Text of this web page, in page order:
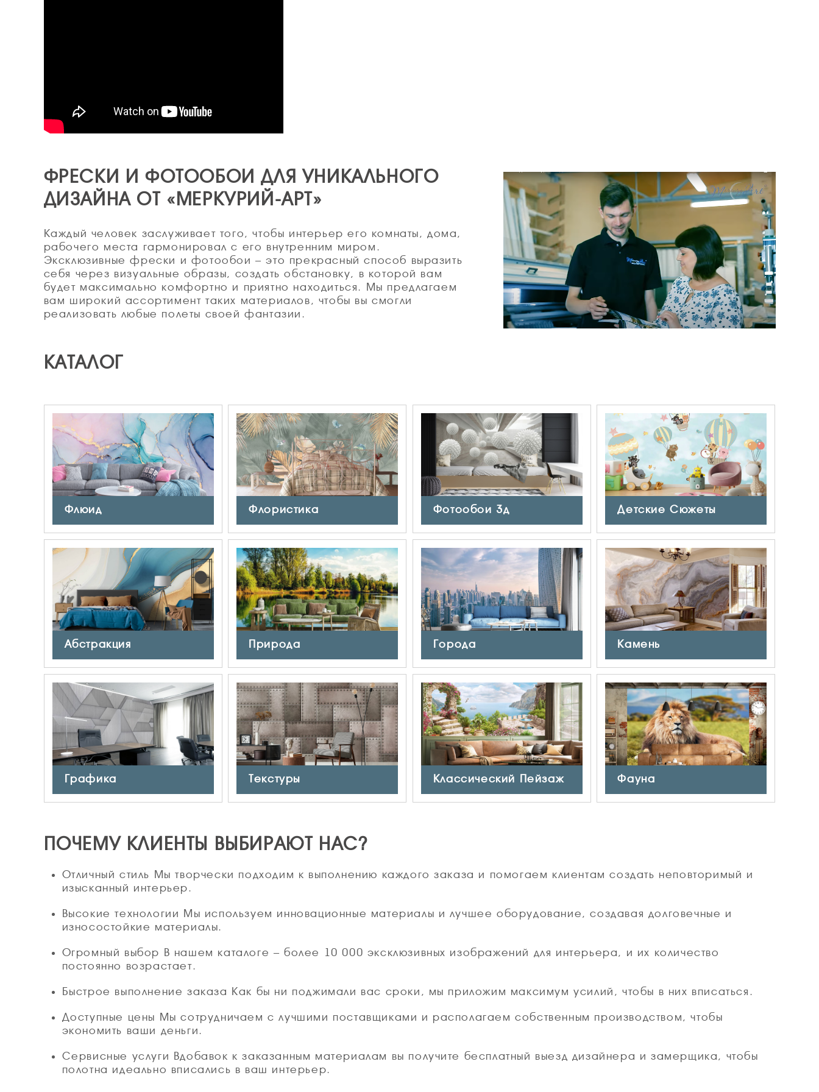
ФРЕСКИ И ФОТООБОИ ДЛЯ УНИКАЛЬНОГО
ДИЗАЙНА ОТ «МЕРКУРИЙ-АРТ»
Каждый человек заслуживает того, чтобы интерьер его комнаты, дома,
рабочего места гармонировал с его внутренним миром.
Эксклюзивные фрески и фотообои – это прекрасный способ выразить
себя через визуальные образы, создать обстановку, в которой вам
будет максимально комфортно и приятно находиться. Мы предлагаем
вам широкий ассортимент таких материалов, чтобы вы смогли
реализовать любые полеты своей фантазии.
КАТАЛОГ
Флюид Флористика Фотообои 3д Детские Сюжеты
Абстракция Природа Города Камень
Графика Текстуры Классический Пейзаж Фауна
ПОЧЕМУ КЛИЕНТЫ ВЫБИРАЮТ НАС?
Отличный стиль Мы творчески подходим к выполнению каждого заказа и помогаем клиентам создать неповторимый и
изысканный интерьер.
Высокие технологии Мы используем инновационные материалы и лучшее оборудование, создавая долговечные и
износостойкие материалы.
Огромный выбор В нашем каталоге – более 10 000 эксклюзивных изображений для интерьера, и их количество
постоянно возрастает.
Быстрое выполнение заказа Как бы ни поджимали вас сроки, мы приложим максимум усилий, чтобы в них вписаться.
Доступные цены Мы сотрудничаем с лучшими поставщиками и располагаем собственным производством, чтобы
экономить ваши деньги.
Сервисные услуги Вдобавок к заказанным материалам вы получите бесплатный выезд дизайнера и замерщика, чтобы
полотна идеально вписались в ваш интерьер.